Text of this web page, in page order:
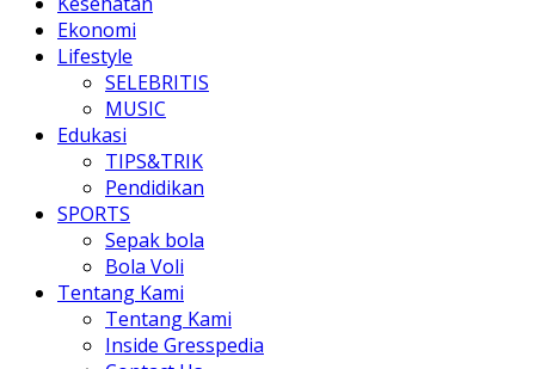
Ekonomi
Lifestyle
SELEBRITIS
MUSIC
Edukasi
TIPS&TRIK
Pendidikan
SPORTS
Sepak bola
Bola Voli
Tentang Kami
Tentang Kami
Inside Gresspedia